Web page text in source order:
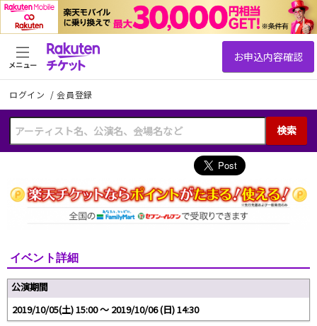
ログイン /会員登録
検索
メニュー
イベント詳細
公演期間
2019/10/05(土) 15:00 〜 2019/10/06 (日) 14:30